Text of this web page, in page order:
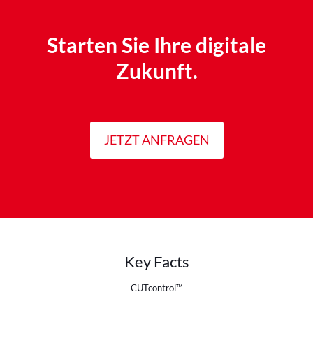
Starten Sie Ihre digitale
Zukunft.
JETZT ANFRAGEN
Key Facts
CUTcontrol™